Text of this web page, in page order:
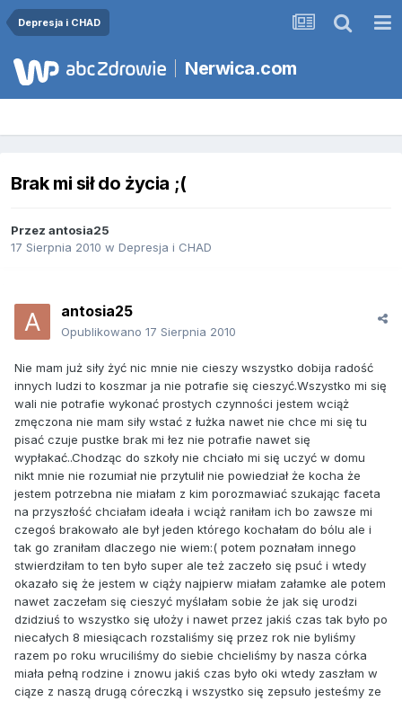
Depresja i CHAD
Nerwica.com
Brak mi sił do życia ;(
Przez antosia25
17 Sierpnia 2010 w Depresja i CHAD
antosia25
Opublikowano 17 Sierpnia 2010
Nie mam już siły żyć nic mnie nie cieszy wszystko dobija radość
innych ludzi to koszmar ja nie potrafie się cieszyć.Wszystko mi się
wali nie potrafie wykonać prostych czynności jestem wciąż
zmęczona nie mam siły wstać z łużka nawet nie chce mi się tu
pisać czuje pustke brak mi łez nie potrafie nawet się
wypłakać..Chodząc do szkoły nie chciało mi się uczyć w domu
nikt mnie nie rozumiał nie przytulił nie powiedział że kocha że
jestem potrzebna nie miałam z kim porozmawiać szukając faceta
na przyszłość chciałam ideała i wciąż raniłam ich bo zawsze mi
czegoś brakowało ale był jeden którego kochałam do bólu ale i
tak go zraniłam dlaczego nie wiem:( potem poznałam innego
stwierdziłam to ten było super ale też zaczeło się psuć i wtedy
okazało się że jestem w ciąży najpierw miałam załamke ale potem
nawet zaczełam się cieszyć myślałam sobie że jak się urodzi
dzidziuś to wszystko się ułoży i nawet przez jakiś czas tak było po
niecałych 8 miesiącach rozstaliśmy się przez rok nie byliśmy
razem po roku wruciliśmy do siebie chcieliśmy by nasza córka
miała pełną rodzine i znowu jakiś czas było oki wtedy zaszłam w
ciąze z naszą drugą córeczką i wszystko się zepsuło jesteśmy ze